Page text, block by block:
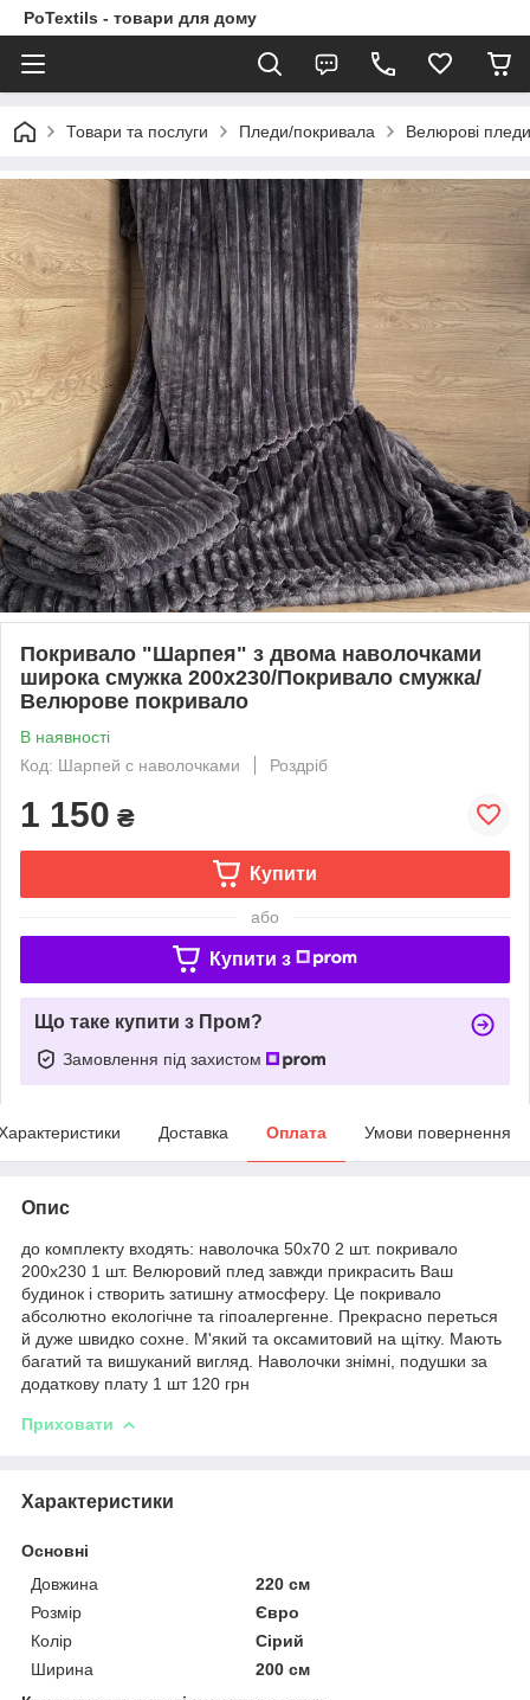
PoTextils - товари для дому
Товари та послуги Пледи/покривала Велюрові пледи
Покривало "Шарпея" з двома наволочками
широка смужка 200х230/Покривало смужка/
Велюрове покривало
В наявності
Код: Шарпей с наволочками
Роздріб
1 150 ₴
Купити
або
Купити з
Що таке купити з Пром?
Замовлення під захистом
Доставка Оплата Умови повернення
Опис
до комплекту входять: наволочка 50х70 2 шт. покривало
200х230 1 шт. Велюровий плед завжди прикрасить Ваш
будинок і створить затишну атмосферу. Це покривало
абсолютно екологічне та гіпоалергенне. Прекрасно переться
й дуже швидко сохне. М'який та оксамитовий на щітку. Мають
багатий та вишуканий вигляд. Наволочки знімні, подушки за
додаткову плату 1 шт 120 грн
Приховати
Характеристики
Основні
Довжина
220 см
Розмір
Євро
Колір
Сірий
Ширина
200 см